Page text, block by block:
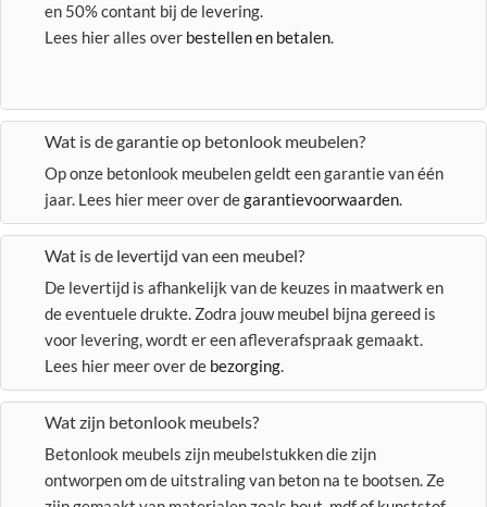
en 50% contant bij de levering.
Lees hier alles over bestellen en betalen.
Wat is de garantie op betonlook meubelen?
Op onze betonlook meubelen geldt een garantie van één
jaar. Lees hier meer over degarantievoorwaarden.
Wat is de levertijd van een meubel?
De levertijd is afhankelijk van de keuzes in maatwerk en
de eventuele drukte. Zodra jouw meubel bijna gereed is
voor levering, wordt er een afleverafspraak gemaakt.
Lees hier meer over de bezorging.
Wat zijn betonlook meubels?
Betonlook meubels zijn meubelstukken die zijn
ontworpen om de uitstraling van beton na te bootsen. Ze